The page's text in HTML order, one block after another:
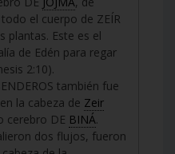
el cuerpo de ZEÍR
plantas. Este es el
de Edén para regar
2:10).
también fue
la cabeza de Zeir
cerebro DE BINÁ.
dos flujos, fueron